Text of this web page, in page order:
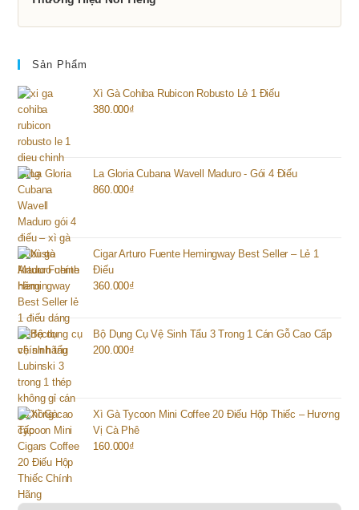
Sản Phẩm
Xì Gà Cohiba Rubicon Robusto Lẻ 1 Điếu
380.000₫
La Gloria Cubana Wavell Maduro - Gói 4 Điếu
860.000₫
Cigar Arturo Fuente Hemingway Best Seller – Lẻ 1
Điếu
360.000₫
Bộ Dụng Cụ Vệ Sinh Tẩu 3 Trong 1 Cán Gỗ Cao Cấp
200.000₫
Xì Gà Tycoon Mini Coffee 20 Điếu Hộp Thiếc – Hương
Vị Cà Phê
160.000₫